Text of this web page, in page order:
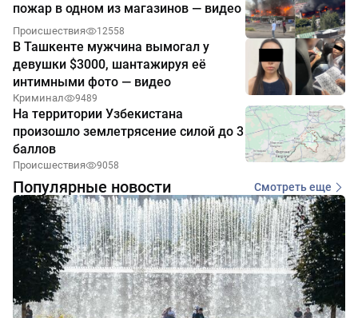
пожар в одном из магазинов — видео
Происшествия 12558
В Ташкенте мужчина вымогал у
девушки $3000, шантажируя её
интимными фото — видео
Криминал 9489
На территории Узбекистана
произошло землетрясение силой до 3
баллов
Происшествия 9058
Популярные новости Смотреть еще